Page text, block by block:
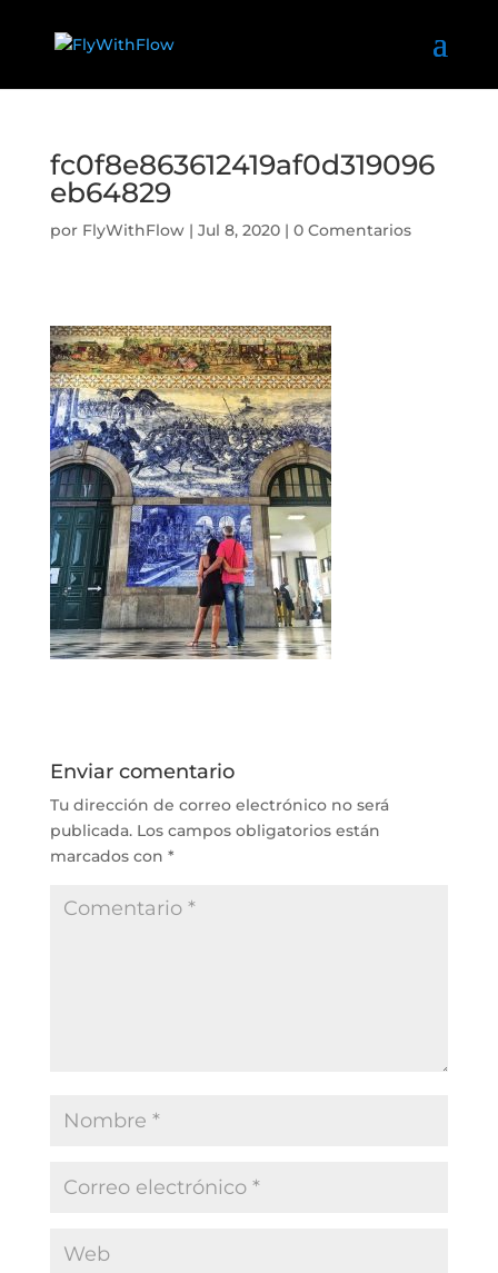
fc0f8e863612419af0d319096
eb64829
por FlyWithFlow| Jul 8, 2020| 0 Comentarios
Enviar comentario
Tu dirección de correo electrónico no será
publicada. Los campos obligatorios están
marcados con *